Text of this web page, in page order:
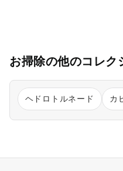
お掃除の他のコレク
ヘドロトルネード カ